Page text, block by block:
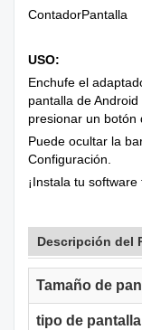
ContadorPantalla
USO:
Enchufe el
pantalla de
presionar un botón
Puede ocultar la
Configuración.
¡Instala tu
Descripción del
Tamaño de
tipo de pantalla